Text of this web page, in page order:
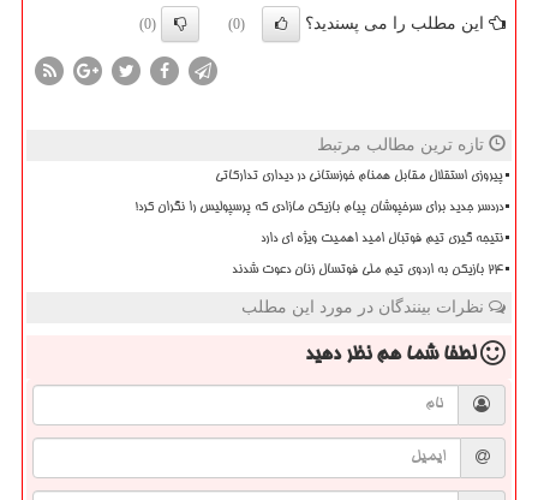
این مطلب را می پسندید؟ (0)
(0)
تازه ترین مطالب مرتبط
پیروزی استقلال مقابل همنام خوزستانی در دیداری تدارکاتی
دردسر جدید برای سرخپوشان پیام بازیکن مازادی که پرسپولیس را نگران کرد!
نتیجه گیری تیم فوتبال امید اهمیت ویژه ای دارد
۲۴ بازیکن به اردوی تیم ملی فوتسال زنان دعوت شدند
نظرات بینندگان در مورد این مطلب
لطفا شما همنظر دهید